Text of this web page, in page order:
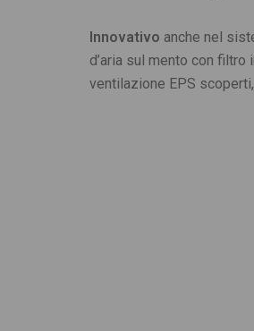
Innovativo anche nel
d’aria sul mento con
ventilazione EPS